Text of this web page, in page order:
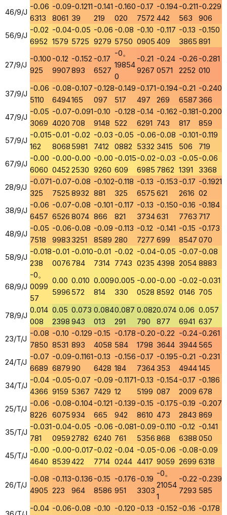
46/9/J
-0.06
6313
-0.09
8061
-0.1211
39
-0.141
219
-0.160
020
-0.17
7572
-0.194
442
-0.211
563
-0.229
906
56/9/J
-0.02
6952
-0.04
1579
-0.05
5725
-0.06
9279
-0.08
5750
-0.10
0905
-0.117
409
-0.13
3865
-0.150
891
27/9/J
-0.100
925
-0.12
9907
-0.152
893
-0.17
6527
-0。
19854
0
-0.21
9267
-0.24
0571
-0.26
2252
-0.281
010
37/9/J
-0.06
5110
-0.08
6494
-0.107
165
-0.128
097
-0.149
517
-0.171
497
-0.194
269
-0.21
6587
-0.240
366
47/9/J
-0.05
3069
-0.07
4020
-0.091
708
-0.10
9148
-0.128
522
-0.14
6291
-0.162
743
-0.181
817
-0.200
859
57/9/J
-0.015
162
-0.01
8068
-0.02
5981
-0.03
7412
-0.05
0882
-0.06
5332
-0.08
3415
-0.101
506
-0.119
719
67/9/J
-0.00
6060
-0.00
0452
-0.00
2530
-0.00
9260
-0.015
609
-0.02
6985
-0.03
7862
-0.05
1391
-0.06
3368
28/9/J
-0.071
325
-0.07
7525
-0.08
8932
-0.102
881
-0.118
325
-0.13
6575
-0.153
621
-0.17
2616
-0.1921
02
38/9/J
-0.06
6457
-0.07
6526
-0.08
8074
-0.101
866
-0.117
821
-0.13
3734
-0.150
631
-0.16
7763
-0.184
717
48/9/J
-0.05
7518
-0.06
9983
-0.08
3251
-0.09
8589
-0.113
280
-0.12
7277
-0.141
699
-0.15
8547
-0.173
070
58/9/J
-0.018
238
-0.01
0076
-0.010
784
-0.01
7314
-0.02
7743
-0.04
0235
-0.05
4398
-0.07
2054
-0.08
8883
68/9/J
-0。
0099
57
0.00
5996
0.010
572
0.009
814
0.005
330
-0.00
0528
-0.00
8592
-0.02
0146
-0.031
705
78/9/J
0.014
008
0.05
2398
0.073
943
0.084
013
0.087
291
0.082
790
0.074
877
0.06
6941
0.057
637
23/T/J
-0.08
7850
-0.10
8531
-0.129
893
-0.15
4058
-0.178
584
-0.20
1798
-0.22
3644
-0.24
3944
-0.261
565
24/T/J
-0.07
6689
-0.09
6879
-0.1161
90
-0.13
6428
-0.156
184
-0.17
7364
-0.195
353
-0.21
4944
-0.231
145
34/T/J
-0.04
4366
-0.05
9159
-0.07
5367
-0.09
7429
-0.1171
12
-0.13
5199
-0.154
087
-0.17
2009
-0.186
678
25/T/J
-0.06
8226
-0.08
6075
-0.104
934
-0.121
665
-0.139
942
-0.15
8610
-0.175
473
-0.19
2843
-0.207
869
35/T/J
-0.031
781
-0.04
0959
-0.05
2782
-0.06
6240
-0.081
761
-0.09
5356
-0.110
868
-0.12
6388
-0.141
050
45/T/J
-0.00
4640
-0.00
8539
-0.017
422
-0.02
7714
-0.04
0244
-0.05
4417
-0.06
9059
-0.08
2699
-0.09
6318
26/T/J
-0.08
4905
-0.113
223
-0.136
964
-0.15
8586
-0.176
951
-0.19
3303
-0。
21054
1
-0.22
7293
-0.239
585
-0.04 -0.06-0.08 -0.10 -0.120 -0.13 -0.152 -0.16 -0.178